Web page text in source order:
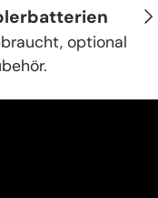
optional